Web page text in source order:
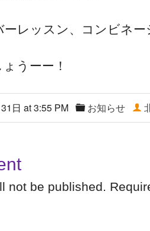
レッスン、コンビネー
うーー！
日 at 3:55 PM お知らせ
not be published.